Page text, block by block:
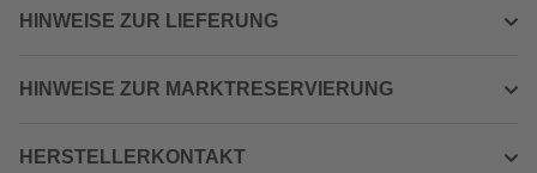
HINWEISE ZUR LIEFERUNG
HINWEISE ZUR MARKTRESERVIERUNG
HERSTELLERKONTAKT